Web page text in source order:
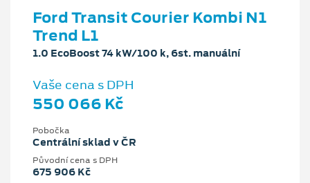
Ford Transit Courier Kombi N1
Trend L1
1.0 EcoBoost 74 kW/100 k, 6st. manuální
Vaše cena s DPH
550 066 Kč
Pobočka
Centrální sklad v ČR
Původní cena s DPH
675 906 Kč